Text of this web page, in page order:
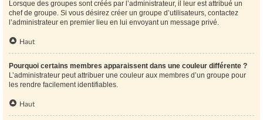
Lorsque des groupes sont créés par l’administrateur, il leur est attribué un
chef de groupe. Si vous désirez créer un groupe d’utilisateurs, contactez
l’administrateur en premier lieu en lui envoyant un message privé.
Haut
Pourquoi certains membres apparaissent dans une couleur différente ?
L’administrateur peut attribuer une couleur aux membres d’un groupe pour
les rendre facilement identifiables.
Haut